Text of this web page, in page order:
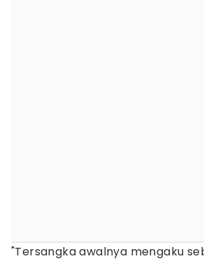
"Tersangka awalnya mengaku